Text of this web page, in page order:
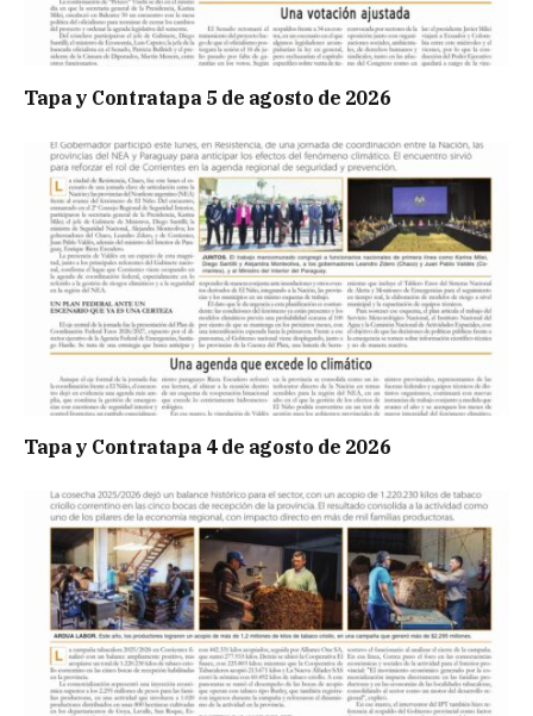
Tapa y Contratapa 5 de agosto de 2026
Tapa y Contratapa 4 de agosto de 2026